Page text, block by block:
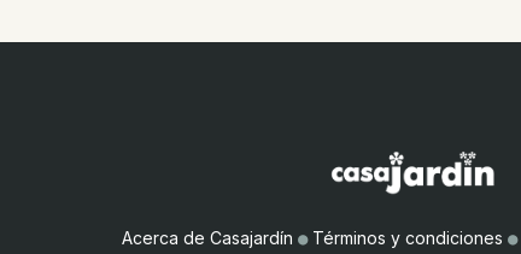
Acerca de Casajardín ● Términos y condiciones ●